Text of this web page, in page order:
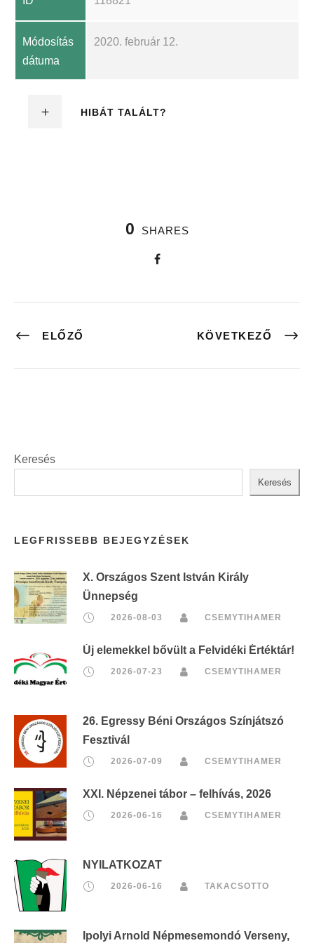
Módosítás
dátuma
2020. február 12.
HIBÁT TALÁLT?
0 SHARES
ELŐZŐ KÖVETKEZŐ
Keresés
Keresés
LEGFRISSEBB BEJEGYZÉSEK
X. Országos Szent István Király
Ünnepség
2026-08-03 CSEMYTIHAMER
Új elemekkel bővült a Felvidéki Értéktár!
2026-07-23 CSEMYTIHAMER
26. Egressy Béni Országos Színjátszó
Fesztivál
2026-07-09 CSEMYTIHAMER
XXI. Népzenei tábor – felhívás, 2026
2026-06-16 CSEMYTIHAMER
NYILATKOZAT
2026-06-16 TAKACSOTTO
Ipolyi Arnold Népmesemondó Verseny,